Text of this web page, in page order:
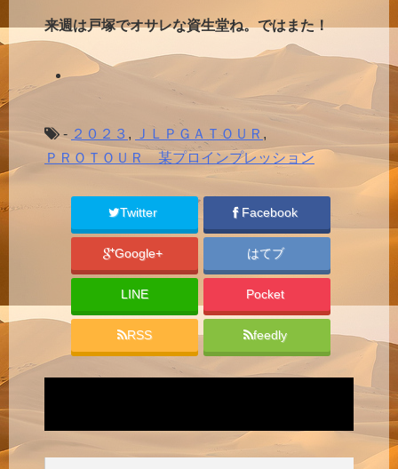
来週は戸塚でオサレな資生堂ね。ではまた！
- ２０２３ , ＪＬＰＧＡＴＯＵＲ ,
ＰＲＯＴＯＵＲ 某プロインプレッション
Twitter Facebook
Google+ はてブ
LINE Pocket
RSS feedly